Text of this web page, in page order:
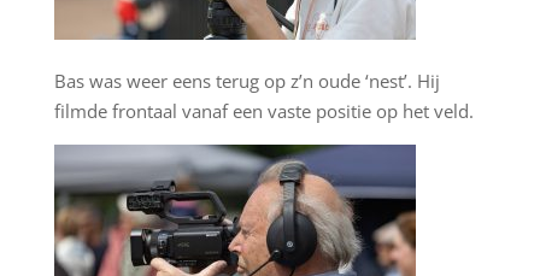
Bas was weer eens terug op z’n oude ‘nest’. Hij
filmde frontaal vanaf een vaste positie op het veld.